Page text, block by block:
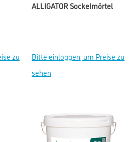
zu
ALLIGATOR Sockelmörtel
Bitte einloggen, um Preise zu
sehen